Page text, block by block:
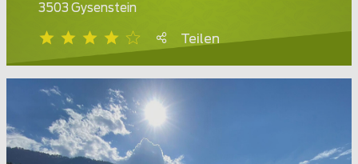
3503 Gysenstein
Teilen